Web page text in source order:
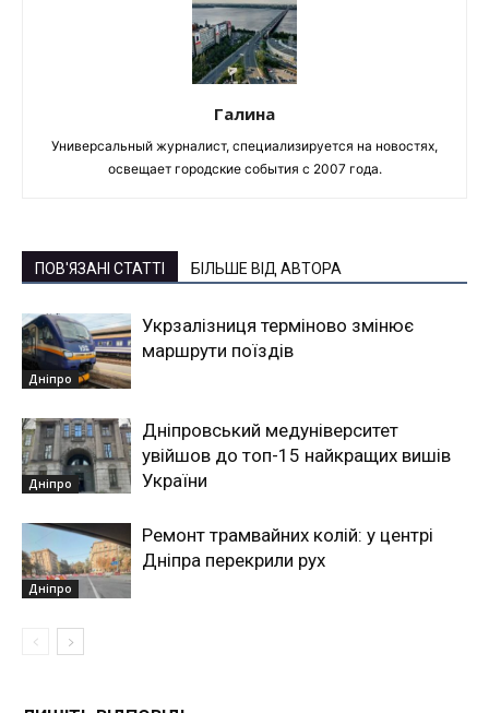
Галина
Универсальный журналист, специализируется на новостях,
освещает городские события с 2007 года.
ПОВ'ЯЗАНІ СТАТТІ БІЛЬШЕ ВІД АВТОРА
Дніпро
Укрзалізниця терміново змінює
маршрути поїздів
Дніпро
Дніпровський медуніверситет
увійшов до топ-15 найкращих вишів
України
Дніпро
Ремонт трамвайних колій: у центрі
Дніпра перекрили рух